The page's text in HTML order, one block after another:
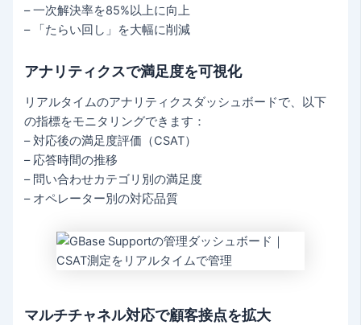
– 一次解決率を85%以上に向上
– 「たらい回し」を大幅に削減
アナリティクスで満足度を可視化
リアルタイムのアナリティクスダッシュボードで、以下
の指標をモニタリングできます：
– 対応後の満足度評価（CSAT）
– 応答時間の推移
– 問い合わせカテゴリ別の満足度
– オペレーター別の対応品質
マルチチャネル対応で顧客接点を拡大